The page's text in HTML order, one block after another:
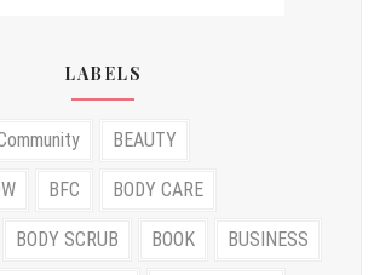
LABELS
BEAUTY
BFC BODY CARE
BODY SCRUB BOOK BUSINESS